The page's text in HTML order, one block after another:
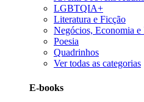
LGBTQIA+
Literatura e Ficção
Negócios, Economia e
Poesia
Quadrinhos
Ver todas as categorias
E-books